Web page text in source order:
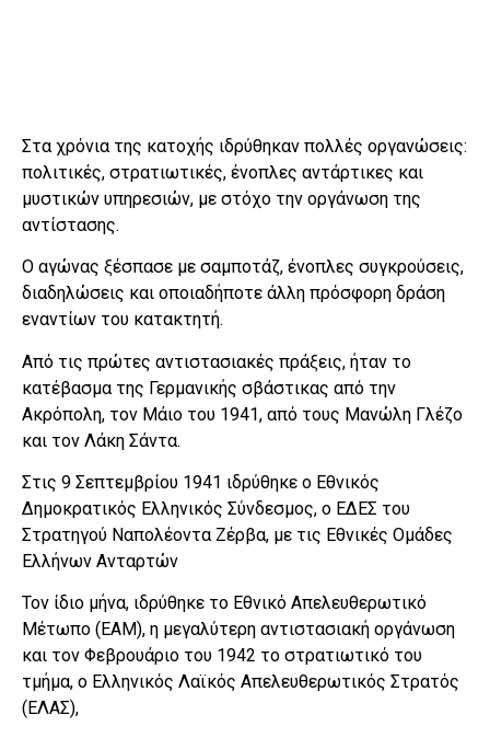
Στα χρόνια της κατοχής ιδρύθηκαν πολλές οργανώσεις:
πολιτικές, στρατιωτικές, ένοπλες αντάρτικες και
μυστικών υπηρεσιών, με στόχο την οργάνωση της
αντίστασης.
Ο αγώνας ξέσπασε με σαμποτάζ, ένοπλες συγκρούσεις,
διαδηλώσεις και οποιαδήποτε άλλη πρόσφορη δράση
εναντίων του κατακτητή.
Από τις πρώτες αντιστασιακές πράξεις, ήταν το
κατέβασμα της Γερμανικής σβάστικας από την
Ακρόπολη, τον Μάιο του 1941, από τους Μανώλη Γλέζο
και τον Λάκη Σάντα.
Στις 9 Σεπτεμβρίου 1941 ιδρύθηκε ο Εθνικός
Δημοκρατικός Ελληνικός Σύνδεσμος, ο ΕΔΕΣ του
Στρατηγού Ναπολέοντα Ζέρβα, με τις Εθνικές Ομάδες
Ελλήνων Ανταρτών
Τον ίδιο μήνα, ιδρύθηκε το Εθνικό Απελευθερωτικό
Μέτωπο (ΕΑΜ), η μεγαλύτερη αντιστασιακή οργάνωση
και τον Φεβρουάριο του 1942 το στρατιωτικό του
τμήμα, ο Ελληνικός Λαϊκός Απελευθερωτικός Στρατός
(ΕΛΑΣ),